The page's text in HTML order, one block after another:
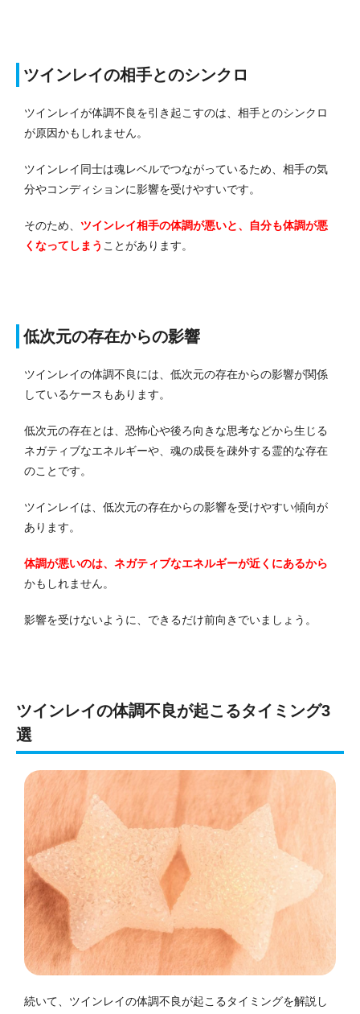
ツインレイの相手とのシンクロ
ツインレイが体調不良を引き起こすのは、相手とのシンクロ
が原因かもしれません。
ツインレイ同士は魂レベルでつながっているため、相手の気
分やコンディションに影響を受けやすいです。
そのため、 ツインレイ相手の体調が悪いと、自分も体調が悪
くなってしまう ことがあります。
低次元の存在からの影響
ツインレイの体調不良には、低次元の存在からの影響が関係
しているケースもあります。
低次元の存在とは、恐怖心や後ろ向きな思考などから生じる
ネガティブなエネルギーや、魂の成長を疎外する霊的な存在
のことです。
ツインレイは、低次元の存在からの影響を受けやすい傾向が
あります。
体調が悪いのは、ネガティブなエネルギーが近くにあるから
かもしれません。
影響を受けないように、できるだけ前向きでいましょう。
ツインレイの体調不良が起こるタイミング3
選
続いて、ツインレイの体調不良が起こるタイミングを解説し